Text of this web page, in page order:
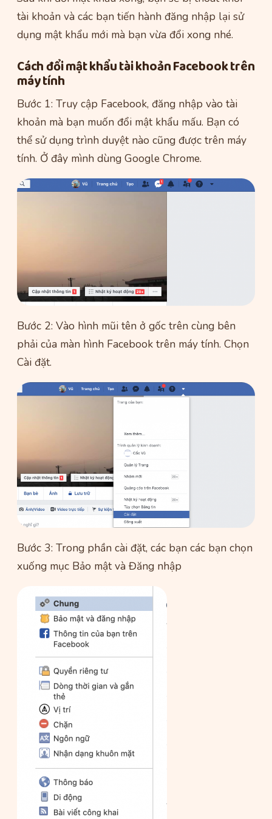
tài khoản và các bạn tiến hành đăng nhập lại sử
dụng mật khẩu mới mà bạn vừa đổi xong nhé.
Cách đổi mật khẩu tài khoản Facebook trên
máy tính
Bước 1: Truy cập Facebook, đăng nhập vào tài
khoản mà bạn muốn đổi mật khẩu mấu. Bạn có
thể sử dụng trình duyệt nào cũng được trên máy
tính. Ở đây mình dùng Google Chrome.
Bước 2: Vào hình mũi tên ở gốc trên cùng bên
phải của màn hình Facebook trên máy tính. Chọn
Cài đặt.
Bước 3: Trong phần cài đặt, các bạn các bạn chọn
xuống mục Bảo mật và Đăng nhập